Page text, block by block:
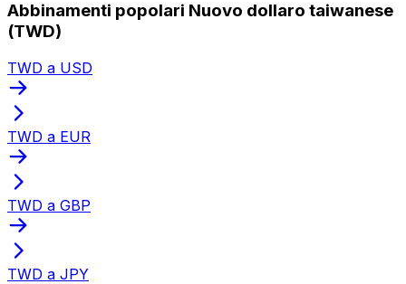
Abbinamenti popolari Nuovo dollaro taiwanese
(TWD)
TWD a USD
TWD a EUR
TWD a GBP
TWD a JPY